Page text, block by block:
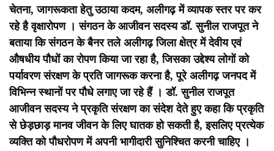
चेतना, जागरूकता हेतु उठाया कदम, अलीगढ़ में व्यापक स्तर पर कर
रहे है वृक्षारोपण ।संगठन के आजीवन सदस्य डॉ. सुनील राजपूत ने
बताया कि संगठन के बैनर तले अलीगढ़ जिला क्षेत्र में देवीय एवं
औषधीय पौधों का रोपण किया जा रहा है, जिसका उद्देश्य लोगों को
पर्यावरण संरक्षण के प्रति जागरूक करना है, पूरे अलीगढ़ जनपद में
विभिन्न स्थानों पर पौधे लगाए जा रहे हैं ।डॉ. सुनील राजपूत
आजीवन सदस्य ने प्रकृति संरक्षण का संदेश देते हुए कहा कि प्रकृति
से छेड़छाड़ मानव जीवन के लिए घातक हो सकती है, इसलिए प्रत्येक
व्यक्ति को पौधरोपण में अपनी भागीदारी सुनिश्चित करनी चाहिए ।